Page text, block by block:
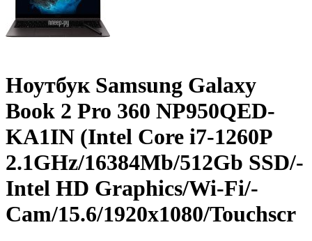
Ноутбук Samsung Galaxy
Book 2 Pro 360 NP950QED-
KA1IN (Intel Core i7-1260P
2.1GHz/­16384Mb/­512Gb SSD/­
Intel HD Graphics/­Wi-Fi/­
Cam/­15.6/­1920x1080/­Touchscr